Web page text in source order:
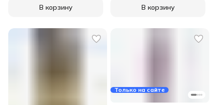
В корзину
В корзину
Только на сайте